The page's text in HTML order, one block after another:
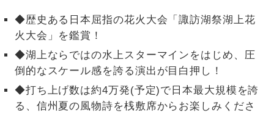
◆歴史ある日本屈指の花火大会「諏訪湖祭湖上花
火大会」を鑑賞！
◆湖上ならではの水上スターマインをはじめ、圧
倒的なスケール感を誇る演出が目白押し！
◆打ち上げ数は約4万発(予定)で日本最大規模を誇
る、信州夏の風物詩を桟敷席からお楽しみくださ
おひとり様参
加限定
1名様1室同代
金
1名様1室利用でも追加料金がかからない
コースです。